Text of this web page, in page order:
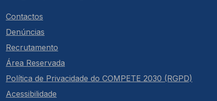
Contactos
Denúncias
Recrutamento
Área Reservada
Política de Privacidade do COMPETE 2030 (RGPD)
Acessibilidade